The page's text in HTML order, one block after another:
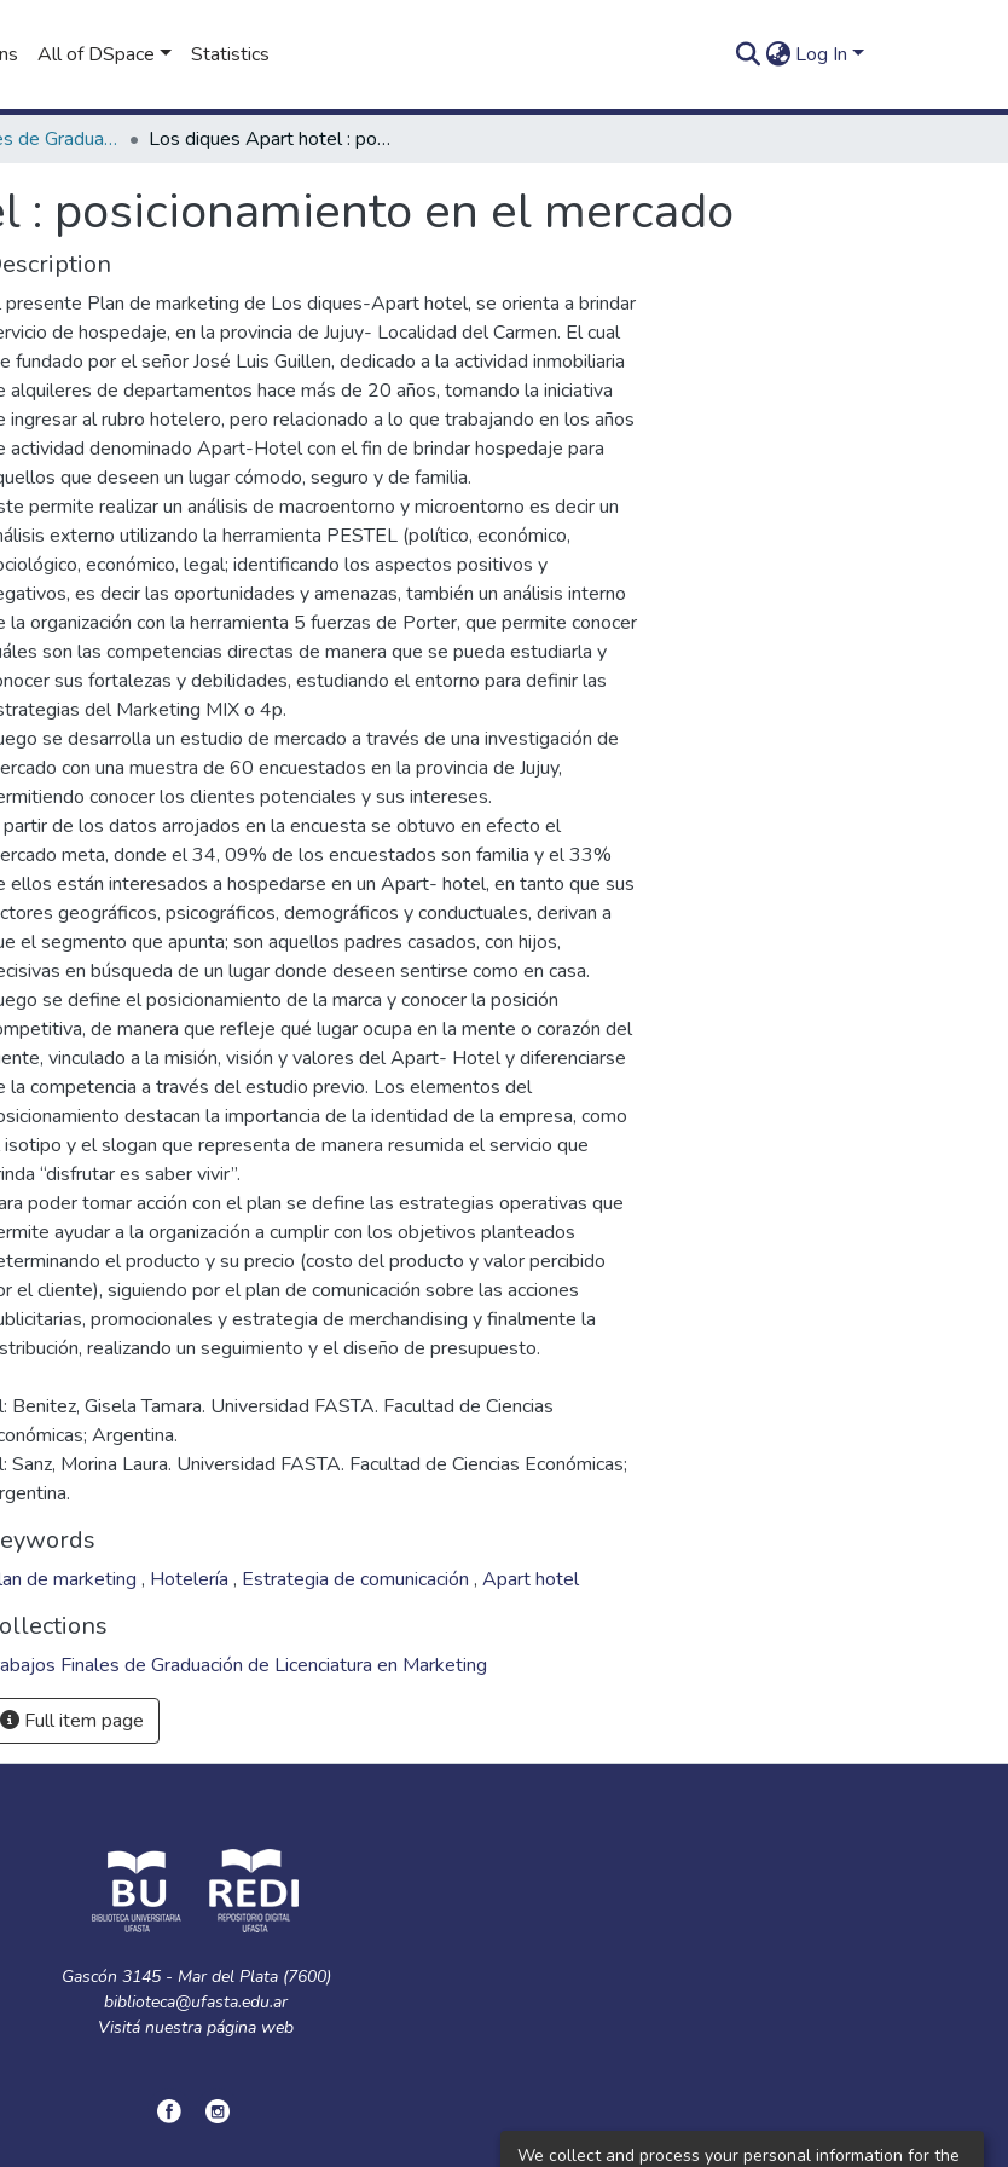
All of DSpace Statistics Log In
Trabajos Finales de Graduación de Licenciatura en Marketing Los diques Apart hotel : posicionamiento en el mercado
: posicionamiento en el mercado
presente Plan de marketing de Los diques-Apart hotel, se orienta a brindar
de hospedaje, en la provincia de Jujuy- Localidad del Carmen. El cual
fundado por el señor José Luis Guillen, dedicado a la actividad inmobiliaria
alquileres de departamentos hace más de 20 años, tomando la iniciativa
ingresar al rubro hotelero, pero relacionado a lo que trabajando en los años
actividad denominado Apart-Hotel con el fin de brindar hospedaje para
que deseen un lugar cómodo, seguro y de familia.
permite realizar un análisis de macroentorno y microentorno es decir un
externo utilizando la herramienta PESTEL (político, económico,
económico, legal; identificando los aspectos positivos y
es decir las oportunidades y amenazas, también un análisis interno
la organización con la herramienta 5 fuerzas de Porter, que permite conocer
son las competencias directas de manera que se pueda estudiarla y
sus fortalezas y debilidades, estudiando el entorno para definir las
del Marketing MIX o 4p.
se desarrolla un estudio de mercado a través de una investigación de
con una muestra de 60 encuestados en la provincia de Jujuy,
conocer los clientes potenciales y sus intereses.
de los datos arrojados en la encuesta se obtuvo en efecto el
meta, donde el 34, 09% de los encuestados son familia y el 33%
ellos están interesados a hospedarse en un Apart- hotel, en tanto que sus
geográficos, psicográficos, demográficos y conductuales, derivan a
el segmento que apunta; son aquellos padres casados, con hijos,
en búsqueda de un lugar donde deseen sentirse como en casa.
se define el posicionamiento de la marca y conocer la posición
de manera que refleje qué lugar ocupa en la mente o corazón del
vinculado a la misión, visión y valores del Apart- Hotel y diferenciarse
la competencia a través del estudio previo. Los elementos del
destacan la importancia de la identidad de la empresa, como
y el slogan que representa de manera resumida el servicio que
“disfrutar es saber vivir”.
poder tomar acción con el plan se define las estrategias operativas que
ayudar a la organización a cumplir con los objetivos planteados
el producto y su precio (costo del producto y valor percibido
el cliente), siguiendo por el plan de comunicación sobre las acciones
promocionales y estrategia de merchandising y finalmente la
Benitez, Gisela Tamara. Universidad FASTA. Facultad de Ciencias
Argentina.
Sanz, Morina Laura. Universidad FASTA. Facultad de Ciencias Económicas;
de marketing , Hotelería , Estrategia de comunicación , Apart hotel
Finales de Graduación de Licenciatura en Marketing
Full item page
Gascón 3145 - Mar del Plata (7600)
biblioteca@ufasta.edu.ar
Visitá nuestra página web
We collect and process your personal information for the